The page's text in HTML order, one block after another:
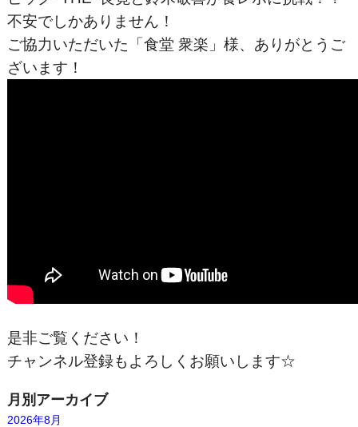
不安でしかありません！
ご協力いただいた「食堂 衆楽」様、ありがとうご
ざいます！
是非ご覧ください！
チャンネル登録もよろしくお願いします☆
月別アーカイブ
2026年8月